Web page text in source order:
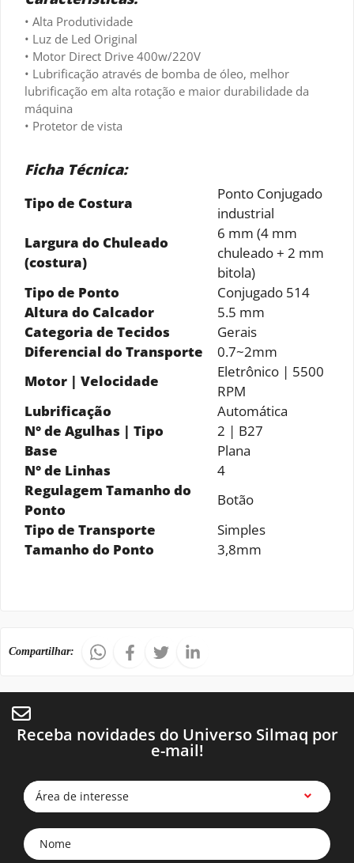
• Alta Produtividade
• Luz de Led Original
• Motor Direct Drive 400w/220V
• Lubrificação através de bomba de óleo, melhor
lubrificação em alta rotação e maior durabilidade da
máquina
• Protetor de vista
Ficha Técnica:
Tipo de Costura
Ponto Conjugado
industrial
Largura do Chuleado
(costura)
6 mm (4 mm
chuleado + 2 mm
bitola)
Tipo de Ponto
Conjugado 514
Altura do Calcador
5.5 mm
Categoria de Tecidos
Gerais
Diferencial do Transporte
0.7~2mm
Motor | Velocidade
Eletrônico | 5500
RPM
Lubrificação
Automática
N° de Agulhas | Tipo
2 | B27
Base
Plana
N° de Linhas
4
Regulagem Tamanho do
Ponto
Botão
Tipo de Transporte
Simples
Tamanho do Ponto
3,8mm
Compartilhar:
Receba novidades do Universo Silmaq por
e-mail!
Área de interesse